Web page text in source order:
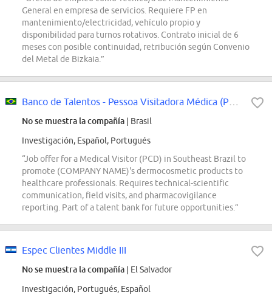
General en empresa de servicios. Requiere FP en
mantenimiento/electricidad, vehículo propio y
disponibilidad para turnos rotativos. Contrato inicial de 6
meses con posible continuidad, retribución según Convenio
del Metal de Bizkaia.”
No se muestra la compañía | Brasil
Investigación, Español, Portugués
“Job offer for a Medical Visitor (PCD) in Southeast Brazil to
promote (COMPANY NAME)'s dermocosmetic products to
healthcare professionals. Requires technical-scientific
communication, field visits, and pharmacovigilance
reporting. Part of a talent bank for future opportunities.”
Espec Clientes Middle III
No se muestra la compañía | El Salvador
Investigación, Portugués, Español